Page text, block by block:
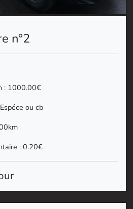
n°2
: 1000.00€
ou cb
: 0.20€